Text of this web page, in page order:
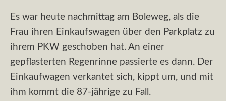
Es war heute nachmittag am Boleweg, als die
Frau ihren Einkaufswagen über den Parkplatz zu
ihrem PKW geschoben hat. An einer
gepflasterten Regenrinne passierte es dann. Der
Einkaufwagen verkantet sich, kippt um, und mit
ihm kommt die 87-jährige zu Fall.